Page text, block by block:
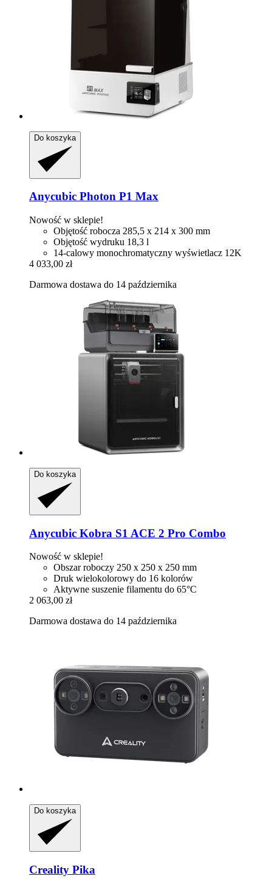
Do koszyka
Anycubic Photon P1 Max
Nowość w sklepie!
Objętość robocza 285,5 x 214 x 300 mm
Objętość wydruku 18,3 l
14-calowy monochromatyczny wyświetlacz 12K
4 033,00 zł
Darmowa dostawa do 14 października
Do koszyka
Anycubic Kobra S1 ACE 2 Pro Combo
Nowość w sklepie!
Obszar roboczy 250 x 250 x 250 mm
Druk wielokolorowy do 16 kolorów
Aktywne suszenie filamentu do 65°C
2 063,00 zł
Darmowa dostawa do 14 października
Do koszyka
Creality Pika